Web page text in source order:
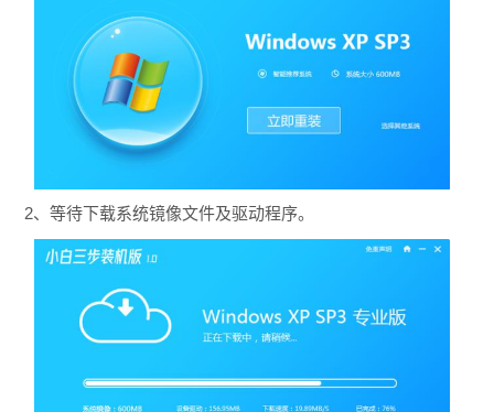
2、等待下载系统镜像文件及驱动程序。